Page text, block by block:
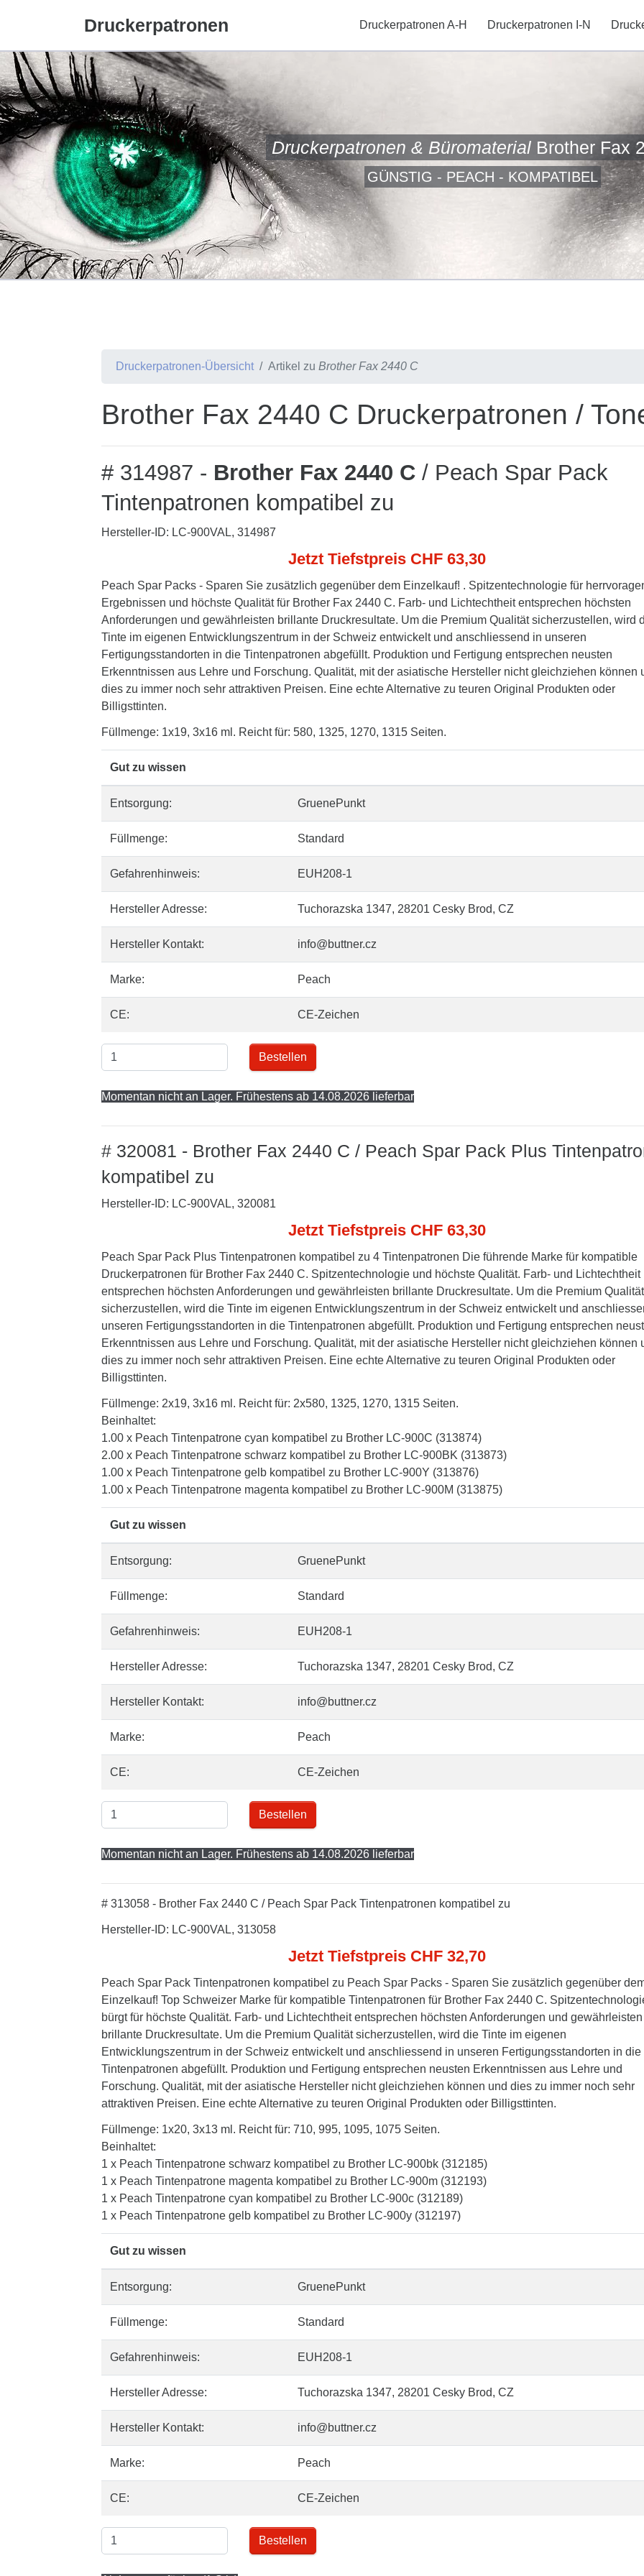
Druckerpatronen Druckerpatronen A-H Druckerpatronen I-N
Druckerpatronen & Büromaterial Brother Fax
GÜNSTIG - PEACH - KOMPATIBEL
Druckerpatronen-Übersicht Artikel zu Brother Fax 2440 C
Brother Fax 2440 C Druckerpatronen /
# 314987 - Brother Fax 2440 C / Peach Spar Pack
Tintenpatronen kompatibel zu
Hersteller-ID: LC-900VAL, 314987
Jetzt Tiefstpreis CHF 63,30
Peach Spar Packs - Sparen Sie zusätzlich gegenüber dem Einzelkauf! . Spitzentechnologie für
Ergebnissen und höchste Qualität für Brother Fax 2440 C. Farb- und Lichtechtheit entsprechen höchsten
Anforderungen und gewährleisten brillante Druckresultate. Um die Premium Qualität sicherzustellen, wird
Tinte im eigenen Entwicklungszentrum in der Schweiz entwickelt und anschliessend in unseren
Fertigungsstandorten in die Tintenpatronen abgefüllt. Produktion und Fertigung entsprechen neusten
Erkenntnissen aus Lehre und Forschung. Qualität, mit der asiatische Hersteller nicht gleichziehen können
dies zu immer noch sehr attraktiven Preisen. Eine echte Alternative zu teuren Original Produkten oder
Billigsttinten.
Füllmenge: 1x19, 3x16 ml. Reicht für: 580, 1325, 1270, 1315 Seiten.
Gut zu wissen
Entsorgung: GruenePunkt
Füllmenge: Standard
Gefahrenhinweis: EUH208-1
Hersteller Adresse: Tuchorazska 1347, 28201 Cesky Brod, CZ
Hersteller Kontakt: info@buttner.cz
Marke: Peach
CE: CE-Zeichen
Bestellen
Momentan nicht an Lager. Frühestens ab 14.08.2026 lieferbar
# 320081 - Brother Fax 2440 C / Peach Spar Pack Plus
kompatibel zu
Hersteller-ID: LC-900VAL, 320081
Jetzt Tiefstpreis CHF 63,30
Peach Spar Pack Plus Tintenpatronen kompatibel zu 4 Tintenpatronen Die führende Marke für kompatible
Druckerpatronen für Brother Fax 2440 C. Spitzentechnologie und höchste Qualität. Farb- und Lichtechtheit
entsprechen höchsten Anforderungen und gewährleisten brillante Druckresultate. Um die Premium Qualität
sicherzustellen, wird die Tinte im eigenen Entwicklungszentrum in der Schweiz entwickelt und
unseren Fertigungsstandorten in die Tintenpatronen abgefüllt. Produktion und Fertigung entsprechen
Erkenntnissen aus Lehre und Forschung. Qualität, mit der asiatische Hersteller nicht gleichziehen können
dies zu immer noch sehr attraktiven Preisen. Eine echte Alternative zu teuren Original Produkten oder
Billigsttinten.
Füllmenge: 2x19, 3x16 ml. Reicht für: 2x580, 1325, 1270, 1315 Seiten.
Beinhaltet:
1.00 x Peach Tintenpatrone cyan kompatibel zu Brother LC-900C (313874)
2.00 x Peach Tintenpatrone schwarz kompatibel zu Brother LC-900BK (313873)
1.00 x Peach Tintenpatrone gelb kompatibel zu Brother LC-900Y (313876)
1.00 x Peach Tintenpatrone magenta kompatibel zu Brother LC-900M (313875)
Gut zu wissen
Entsorgung: GruenePunkt
Füllmenge: Standard
Gefahrenhinweis: EUH208-1
Hersteller Adresse: Tuchorazska 1347, 28201 Cesky Brod, CZ
Hersteller Kontakt: info@buttner.cz
Marke: Peach
CE: CE-Zeichen
Bestellen
Momentan nicht an Lager. Frühestens ab 14.08.2026 lieferbar
# 313058 - Brother Fax 2440 C / Peach Spar Pack Tintenpatronen kompatibel zu
Hersteller-ID: LC-900VAL, 313058
Jetzt Tiefstpreis CHF 32,70
Peach Spar Pack Tintenpatronen kompatibel zu Peach Spar Packs - Sparen Sie zusätzlich gegenüber
Einzelkauf! Top Schweizer Marke für kompatible Tintenpatronen für Brother Fax 2440 C.
bürgt für höchste Qualität. Farb- und Lichtechtheit entsprechen höchsten Anforderungen und gewährleisten
brillante Druckresultate. Um die Premium Qualität sicherzustellen, wird die Tinte im eigenen
Entwicklungszentrum in der Schweiz entwickelt und anschliessend in unseren Fertigungsstandorten in die
Tintenpatronen abgefüllt. Produktion und Fertigung entsprechen neusten Erkenntnissen aus Lehre und
Forschung. Qualität, mit der asiatische Hersteller nicht gleichziehen können und dies zu immer noch sehr
attraktiven Preisen. Eine echte Alternative zu teuren Original Produkten oder Billigsttinten.
Füllmenge: 1x20, 3x13 ml. Reicht für: 710, 995, 1095, 1075 Seiten.
Beinhaltet:
1 x Peach Tintenpatrone schwarz kompatibel zu Brother LC-900bk (312185)
1 x Peach Tintenpatrone magenta kompatibel zu Brother LC-900m (312193)
1 x Peach Tintenpatrone cyan kompatibel zu Brother LC-900c (312189)
1 x Peach Tintenpatrone gelb kompatibel zu Brother LC-900y (312197)
Gut zu wissen
Entsorgung: GruenePunkt
Füllmenge: Standard
Gefahrenhinweis: EUH208-1
Hersteller Adresse: Tuchorazska 1347, 28201 Cesky Brod, CZ
Hersteller Kontakt: info@buttner.cz
Marke: Peach
CE: CE-Zeichen
Bestellen